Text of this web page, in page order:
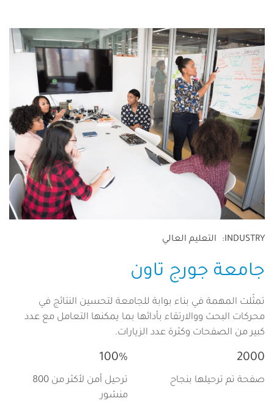
INDUSTRY التعليم العالي
جامعة جورج تاون
تمثّلت المهمة في بناء بوابة للجامعة لتحسين النتائج في
محركات البحث ووالارتقاء بأدائها بما يمكنها التعامل مع عدد
كبير من الصفحات وكثرة عدد الزيارات.
2000
صفحة تم ترحيلها بنجاح
100%
ترحيل أمن لأكثر من 800
منشور